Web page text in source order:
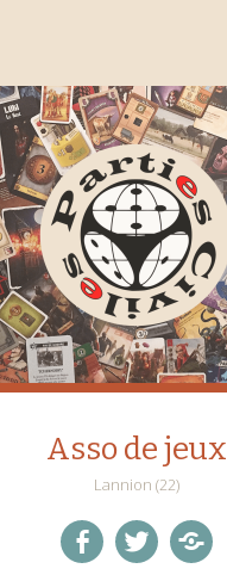
Asso de jeux
Lannion (22)